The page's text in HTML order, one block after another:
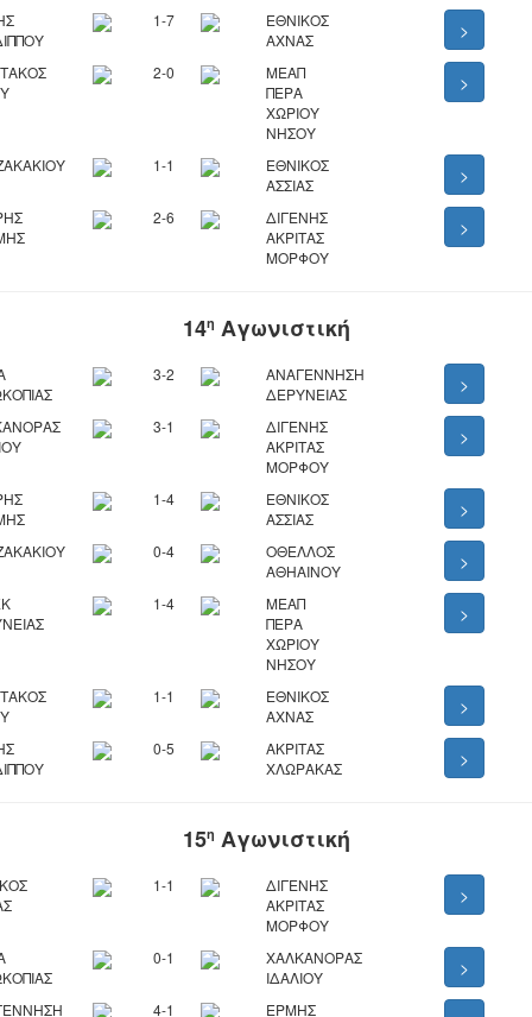
1-7
ΕΘΝΙΚΟΣ
ΑΧΝΑΣ
>
2-0
ΜΕΑΠ
ΠΕΡΑ
ΧΩΡΙΟΥ
ΝΗΣΟΥ
>
1-1
ΕΘΝΙΚΟΣ
ΑΣΣΙΑΣ
>
2-6
ΔΙΓΕΝΗΣ
ΑΚΡΙΤΑΣ
ΜΟΡΦΟΥ
>
14η Αγωνιστική
3-2
ΑΝΑΓΕΝΝΗΣΗ
ΔΕΡΥΝΕΙΑΣ
>
3-1
ΔΙΓΕΝΗΣ
ΑΚΡΙΤΑΣ
ΜΟΡΦΟΥ
>
1-4
ΕΘΝΙΚΟΣ
ΑΣΣΙΑΣ
>
0-4
ΟΘΕΛΛΟΣ
ΑΘΗΑΙΝΟΥ
>
1-4
ΜΕΑΠ
ΠΕΡΑ
ΧΩΡΙΟΥ
ΝΗΣΟΥ
>
1-1
ΕΘΝΙΚΟΣ
ΑΧΝΑΣ
>
0-5
ΑΚΡΙΤΑΣ
ΧΛΩΡΑΚΑΣ
>
15η Αγωνιστική
1-1
ΔΙΓΕΝΗΣ
ΑΚΡΙΤΑΣ
ΜΟΡΦΟΥ
>
0-1
ΧΑΛΚΑΝΟΡΑΣ
ΙΔΑΛΙΟΥ
>
4-1
ΕΡΜΗΣ